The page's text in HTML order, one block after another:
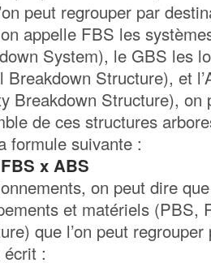
peut regrouper par
appelle FBS les
System), le GBS les
Breakdown Structure), et
Breakdown Structure), on
de ces structures
formule suivante :
x ABS
on peut dire
et matériels (PBS,
que l’on peut
: